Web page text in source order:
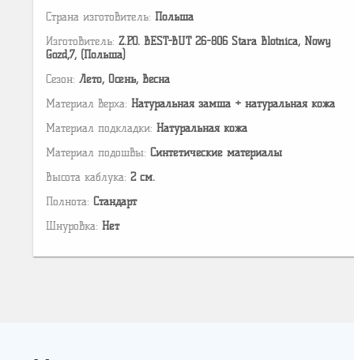
Страна изготовитель: Польша
Изготовитель: Z.P.O. BEST-BUT 26-806 Stara Blotnica, Nowy
Gozd,7, (Польша)
Сезон: Лето, Осень, Весна
Материал верха: Натуральная замша + натуральная кожа
Материал подкладки: Натуральная кожа
Материал подошвы: Cинтетические материалы
Высота каблука: 2 см.
Полнота: Стандарт
Шнуровка: Нет